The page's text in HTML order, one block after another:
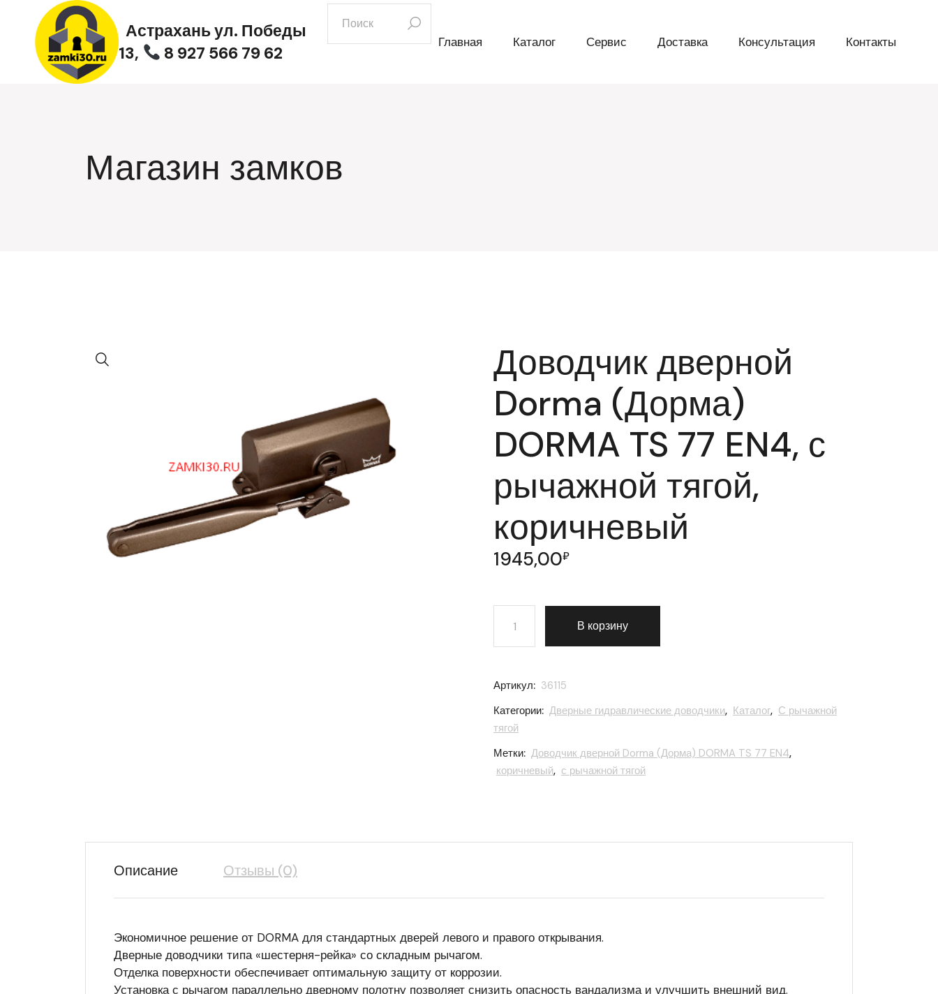
содержимому
Астрахань ул. Победы
13,
8 927 566 79 62
искать:
Главная Каталог Сервис Доставка Консультация Контакты
Магазин замков
Доводчик дверной
Dorma (Дорма)
DORMA TS 77 EN4, с
рычажной тягой,
коричневый
1945,00₽
Количество товара Доводчик дверной Dorma (Дорма) DORMA TS 77 EN4, с
В корзину
Артикул: 36115
Категории: Дверные гидравлические доводчики, Каталог, С рычажной
тягой
Метки: Доводчик дверной Dorma (Дорма) DORMA TS 77 EN4,
коричневый, с рычажной тягой
Описание Отзывы (0)
Экономичное решение от DORMA для стандартных дверей левого и правого открывания.
Дверные доводчики типа «шестерня-рейка» со складным рычагом.
Отделка поверхности обеспечивает оптимальную защиту от коррозии.
Установка с рычагом параллельно дверному полотну позволяет снизить опасность вандализма и улучшить внешний вид.